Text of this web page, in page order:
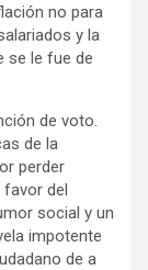
no para
y la
se le fue de
de voto.
de la
perder
favor del
social y un
impotente
de a